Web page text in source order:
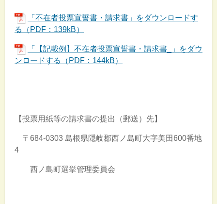
「不在者投票宣誓書・請求書」をダウンロードす
る（PDF：139kB）
「【記載例】不在者投票宣誓書・請求書_」をダウ
ンロードする（PDF：144kB）
【投票用紙等の請求書の提出（郵送）先】
〒684-0303 島根県隠岐郡西ノ島町大字美田600番地
4
西ノ島町選挙管理委員会